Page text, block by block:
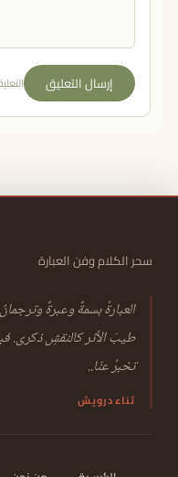
إرسال التعليق
سحر الكلام وفن العبارة
العبارةُ بسمةٌ وعبرةٌ
طيبَ الأثر كالنقشِ ذكرى.
تخبرُ عنّا..
ثناء درويش